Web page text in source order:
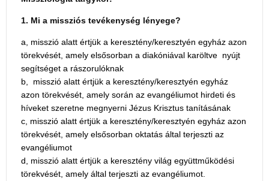
1. Mi a missziós tevékenység lényege?
a, misszió alatt értjük a keresztény/keresztyén egyház azon
törekvését, amely elsősorban a diakóniával karöltve nyújt
segítséget a rászorulóknak
b, misszió alatt értjük a keresztény/keresztyén egyház
azon törekvését, amely során az evangéliumot hirdeti és
híveket szeretne megnyerni Jézus Krisztus tanításának
c, misszió alatt értjük a keresztény/keresztyén egyház azon
törekvését, amely elsősorban oktatás által terjeszti az
evangéliumot
d, misszió alatt értjük a keresztény világ együttműködési
törekvését, amely által terjeszti az evangéliumot.